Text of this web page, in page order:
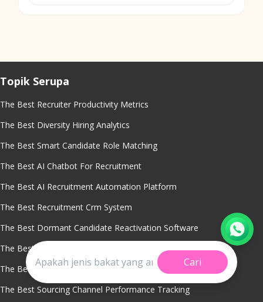
Cari
Topik Serupa
The Best Recruiter Productivity Metrics
The Best Diversity Hiring Analytics
The Best Smart Candidate Role Matching
The Best AI Chatbot For Recruitment
The Best AI Recruitment Automation Platform
The Best Recruitment Crm System
The Best Dormant Candidate Reactivation Software
The Best Talent Pipeline Management Tool
The Best Offer Acceptance Rate Reporting
The Best Sourcing Channel Performance Tracking